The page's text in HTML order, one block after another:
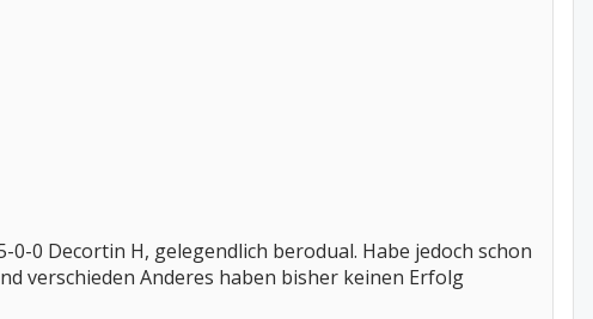
0 Decortin H, gelegendlich berodual. Habe jedoch schon
verschieden Anderes haben bisher keinen Erfolg